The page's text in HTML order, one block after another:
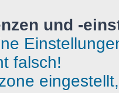
und -
falsch!